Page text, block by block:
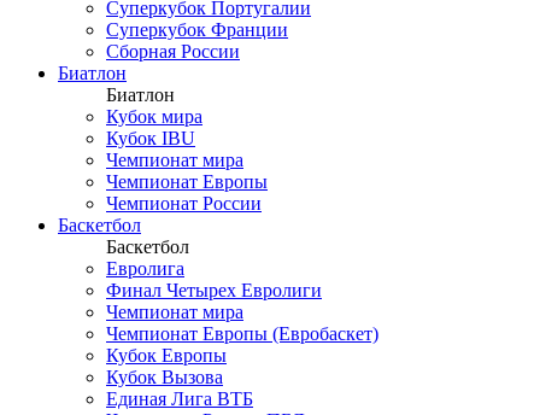
Суперкубок Португалии
Суперкубок Франции
Сборная России
Биатлон
Биатлон
Кубок мира
Кубок IBU
Чемпионат мира
Чемпионат Европы
Чемпионат России
Баскетбол
Баскетбол
Евролига
Финал Четырех Евролиги
Чемпионат мира
Чемпионат Европы (Евробаскет)
Кубок Европы
Кубок Вызова
Единая Лига ВТБ